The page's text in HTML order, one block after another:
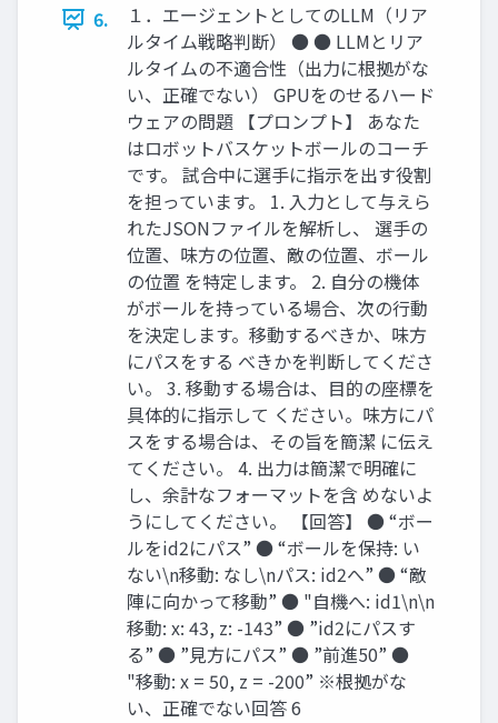
6.
１．エージェントとしてのLLM（リア
ルタイム戦略判断） ● ● LLMとリア
ルタイムの不適合性（出⼒に根拠がな
い、正確でない） GPUをのせるハード
ウェアの問題 【プロンプト】 あなた
はロボットバスケットボールのコーチ
です。 試合中に選⼿に指⽰を出す役割
を担っています。 1. ⼊⼒として与えら
れたJSONファイルを解析し、 選⼿の
位置、味⽅の位置、敵の位置、ボール
の位置 を特定します。 2. ⾃分の機体
がボールを持っている場合、次の⾏動
を決定します。移動するべきか、味⽅
にパスをする べきかを判断してくださ
い。 3. 移動する場合は、⽬的の座標を
具体的に指⽰して ください。味⽅にパ
スをする場合は、その旨を簡潔 に伝え
てください。 4. 出⼒は簡潔で明確に
し、余計なフォーマットを含 めないよ
うにしてください。 【回答】 ● “ボー
ルをid2にパス” ● “ボールを保持: い
ない\n移動: なし\nパス: id2へ” ● “敵
陣に向かって移動” ● "⾃機へ: id1\n\n
移動: x: 43, z: -143” ● ”id2にパスす
る” ● ”⾒⽅にパス” ● ”前進50” ●
"移動: x = 50, z = -200” ※根拠がな
い、正確でない回答 6